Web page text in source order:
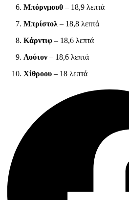
Μπόρνμουθ – 18,9 λεπτά
Μπρίστολ – 18,8 λεπτά
Κάρντιφ – 18,6 λεπτά
Λούτον – 18,6 λεπτά
Χίθροου – 18 λεπτά